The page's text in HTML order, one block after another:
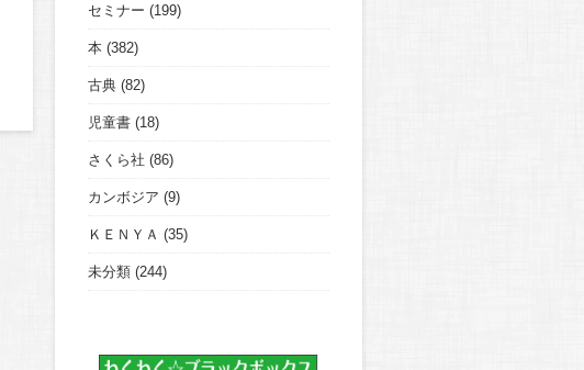
セミナー (199)
本 (382)
古典 (82)
児童書 (18)
さくら社 (86)
カンボジア (9)
ＫＥＮＹＡ (35)
未分類 (244)